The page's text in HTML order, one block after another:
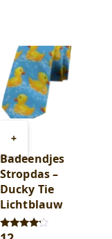
+
aan
winkelwagen
Badeendjes
Stropdas –
Ducky Tie
Lichtblauw
Gewaardeerd